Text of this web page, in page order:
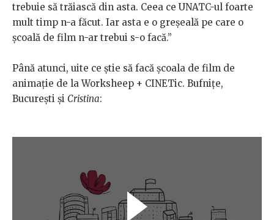
trebuie să trăiască din asta. Ceea ce UNATC-ul foarte
mult timp n-a făcut. Iar asta e o greșeală pe care o
școală de film n-ar trebui s-o facă.”
Până atunci, uite ce știe să facă școala de film de
animație de la Worksheep + CINETic. Bufnițe,
București și Cristina: